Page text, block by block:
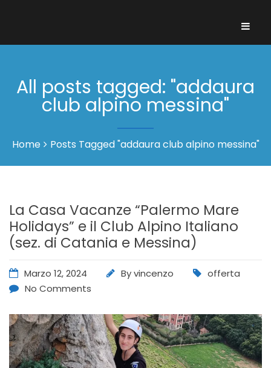
All posts tagged: "addaura
club alpino messina"
Home Posts Tagged "addaura club alpino messina"
La Casa Vacanze “Palermo Mare
Holidays” e il Club Alpino Italiano
(sez. di Catania e Messina)
Marzo 12, 2024 Byvincenzo
offerta
No Comments